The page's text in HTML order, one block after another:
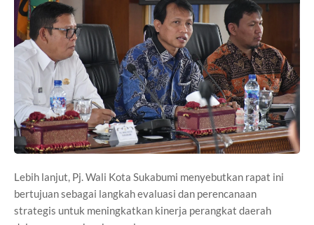
Lebih lanjut, Pj. Wali Kota Sukabumi menyebutkan rapat ini
bertujuan sebagai langkah evaluasi dan perencanaan
strategis untuk meningkatkan kinerja perangkat daerah